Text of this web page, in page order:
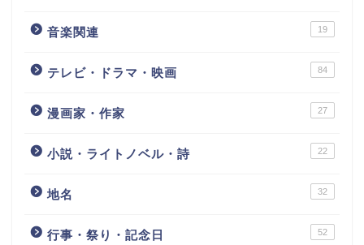
音楽関連 19
テレビ・ドラマ・映画 84
漫画家・作家 27
小説・ライトノベル・詩 22
地名 32
行事・祭り・記念日 52